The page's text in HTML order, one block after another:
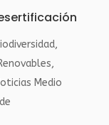
,
,
Medio